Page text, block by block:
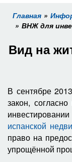
Главная
ВНЖ для
Вид на
В сентябре
закон,
испанской
право на
упрощённой